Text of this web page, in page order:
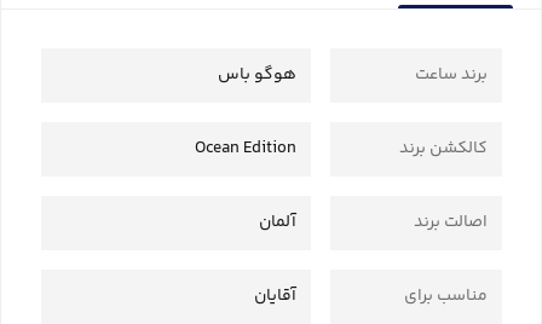
برند ساعت هوگو باس
کالکشن برند Ocean Edition
اصالت برند آلمان
مناسب برای آقایان